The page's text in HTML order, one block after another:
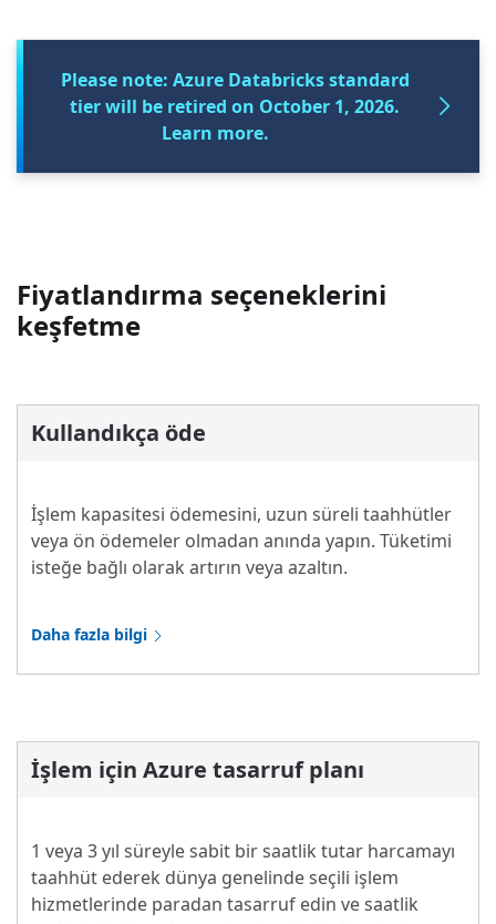
Please note: Azure Databricks standard
tier will be retired on October 1, 2026.
Learn more.
Fiyatlandırma seçeneklerini
keşfetme
Kullandıkça öde
İşlem kapasitesi ödemesini, uzun süreli taahhütler
veya ön ödemeler olmadan anında yapın. Tüketimi
isteğe bağlı olarak artırın veya azaltın.
Daha fazla bilgi
İşlem için Azure tasarruf planı
1 veya 3 yıl süreyle sabit bir saatlik tutar harcamayı
taahhüt ederek dünya genelinde seçili işlem
hizmetlerinde paradan tasarruf edin ve saatlik